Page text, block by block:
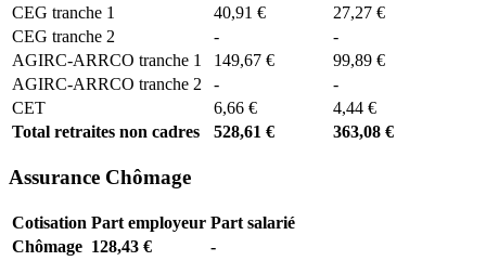
CEG tranche 1
40,91 €
27,27 €
CEG tranche 2
-
-
AGIRC-ARRCO tranche 1
149,67 €
99,89 €
AGIRC-ARRCO tranche 2
-
-
CET
6,66 €
4,44 €
Total retraites non cadres
528,61 € 363,08 €
Assurance Chômage
Cotisation Part employeur Part salarié
Chômage 128,43 € -